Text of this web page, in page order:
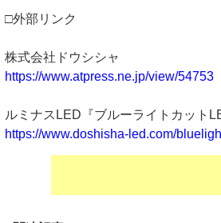
□外部リンク
株式会社ドウシシャ
https://www.atpress.ne.jp/view/54753
ルミナスLED『ブルーライトカット
https://www.doshisha-led.com/